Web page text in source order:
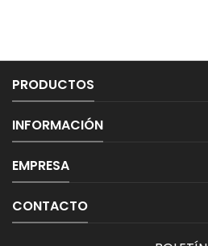
PRODUCTOS
INFORMACIÓN
EMPRESA
CONTACTO